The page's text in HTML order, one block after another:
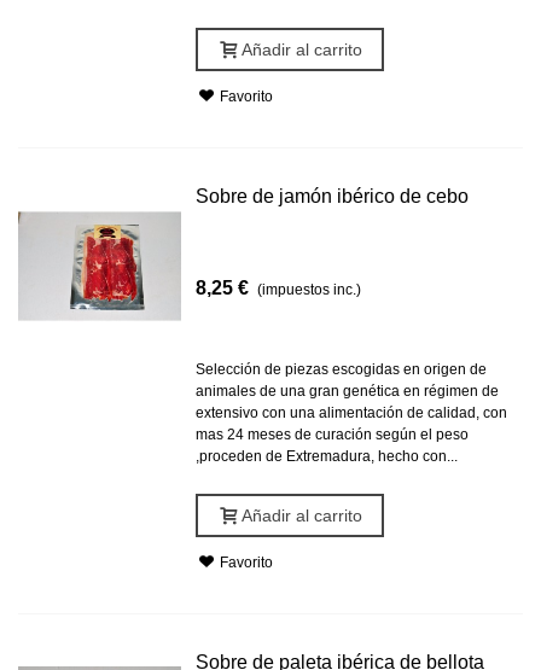
Añadir al carrito
Favorito
Sobre de jamón ibérico de cebo
8,25 € (impuestos inc.)
Selección de piezas escogidas en origen de
animales de una gran genética en régimen de
extensivo con una alimentación de calidad, con
mas 24 meses de curación según el peso
,proceden de Extremadura, hecho con...
Añadir al carrito
Favorito
Sobre de paleta ibérica de bellota